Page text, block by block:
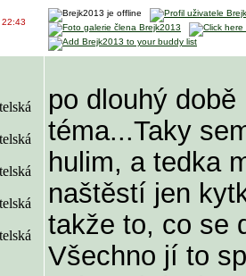
22:43
po dlouhý
téma...Taky
hulim, a tedka
naštěstí jen
takže to, co se
Všechno jí to